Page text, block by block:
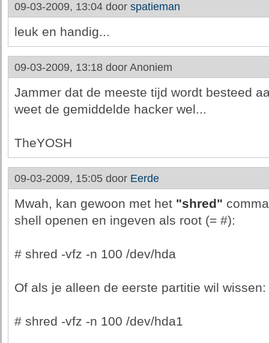
09-03-2009, 13:04 door spatieman
leuk en handig...
09-03-2009, 13:18 door Anoniem
Jammer dat de meeste tijd wordt besteed
weet de gemiddelde hacker wel...
TheYOSH
09-03-2009, 15:05 door Eerde
Mwah, kan gewoon met het "shred"
shell openen en ingeven als root (= #):
# shred -vfz -n 100 /dev/hda
Of als je alleen de eerste partitie wil wissen:
# shred -vfz -n 100 /dev/hda1